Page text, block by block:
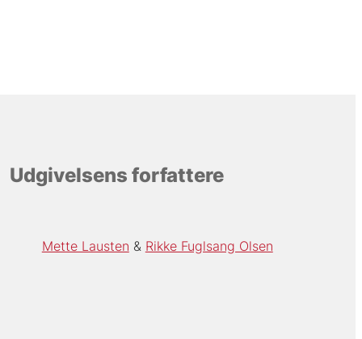
Udgivelsens forfattere
Mette Lausten Rikke Fuglsang Olsen